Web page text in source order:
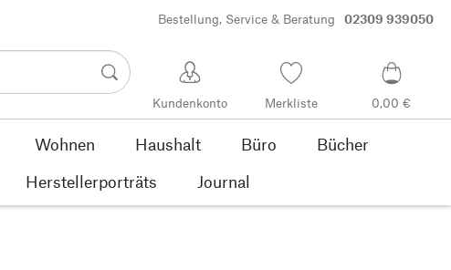
Bestellung, Service & Beratung 02309 939050
Kundenkonto Merkliste 0,00 €
Wohnen Haushalt Büro
Bücher
Herstellerporträts Journal